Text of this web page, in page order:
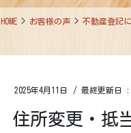
HOME お客様の声 不動産登記
2025年4月11日 / 最終更新日
住所変更・抵